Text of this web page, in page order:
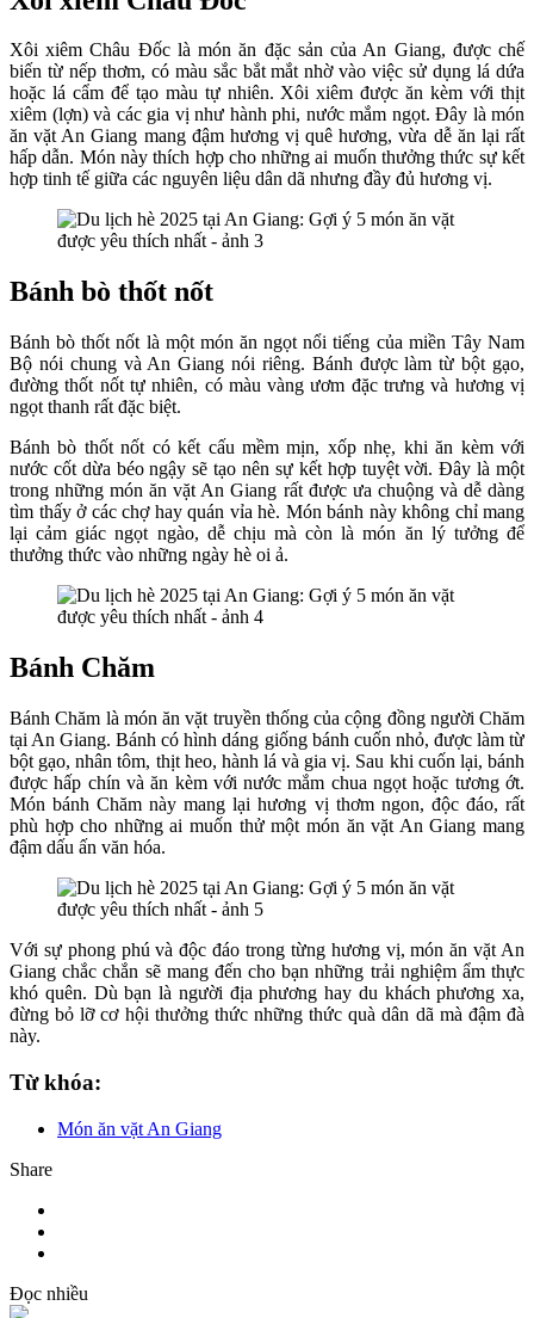
Xôi xiêm Châu Đốc là món ăn đặc sản của An Giang, được chế
biến từ nếp thơm, có màu sắc bắt mắt nhờ vào việc sử dụng lá dứa
hoặc lá cẩm để tạo màu tự nhiên. Xôi xiêm được ăn kèm với thịt
xiêm (lợn) và các gia vị như hành phi, nước mắm ngọt. Đây là món
ăn vặt An Giang mang đậm hương vị quê hương, vừa dễ ăn lại rất
hấp dẫn. Món này thích hợp cho những ai muốn thưởng thức sự kết
hợp tinh tế giữa các nguyên liệu dân dã nhưng đầy đủ hương vị.
Bánh bò thốt nốt
Bánh bò thốt nốt là một món ăn ngọt nổi tiếng của miền Tây Nam
Bộ nói chung và An Giang nói riêng. Bánh được làm từ bột gạo,
đường thốt nốt tự nhiên, có màu vàng ươm đặc trưng và hương vị
ngọt thanh rất đặc biệt.
Bánh bò thốt nốt có kết cấu mềm mịn, xốp nhẹ, khi ăn kèm với
nước cốt dừa béo ngậy sẽ tạo nên sự kết hợp tuyệt vời. Đây là một
trong những món ăn vặt An Giang rất được ưa chuộng và dễ dàng
tìm thấy ở các chợ hay quán vỉa hè. Món bánh này không chỉ mang
lại cảm giác ngọt ngào, dễ chịu mà còn là món ăn lý tưởng để
thưởng thức vào những ngày hè oi ả.
Bánh Chăm
Bánh Chăm là món ăn vặt truyền thống của cộng đồng người Chăm
tại An Giang. Bánh có hình dáng giống bánh cuốn nhỏ, được làm từ
bột gạo, nhân tôm, thịt heo, hành lá và gia vị. Sau khi cuốn lại, bánh
được hấp chín và ăn kèm với nước mắm chua ngọt hoặc tương ớt.
Món bánh Chăm này mang lại hương vị thơm ngon, độc đáo, rất
phù hợp cho những ai muốn thử một món ăn vặt An Giang mang
đậm dấu ấn văn hóa.
Với sự phong phú và độc đáo trong từng hương vị, món ăn vặt An
Giang chắc chắn sẽ mang đến cho bạn những trải nghiệm ẩm thực
khó quên. Dù bạn là người địa phương hay du khách phương xa,
đừng bỏ lỡ cơ hội thưởng thức những thức quà dân dã mà đậm đà
này.
Từ khóa:
Món ăn vặt An Giang
Share
Đọc nhiều